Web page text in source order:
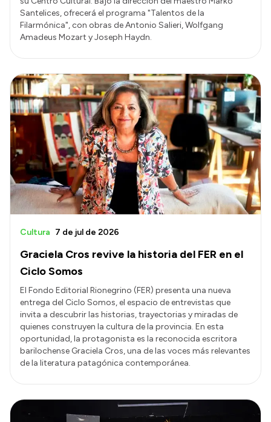
Santelices, ofrecerá el programa "Talentos de la
Filarmónica", con obras de Antonio Salieri, Wolfgang
Amadeus Mozart y Joseph Haydn.
Graciela Cros revive la historia del FER en el
Ciclo Somos
Cultura 7 de jul de 2026
El Fondo Editorial Rionegrino (FER) presenta una nueva
entrega del Ciclo Somos, el espacio de entrevistas que
invita a descubrir las historias, trayectorias y miradas de
quienes construyen la cultura de la provincia. En esta
oportunidad, la protagonista es la reconocida escritora
barilochense Graciela Cros, una de las voces más relevantes
de la literatura patagónica contemporánea.